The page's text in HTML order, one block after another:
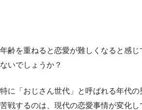
年齢を重ねると恋愛が難しくなると感
ないでしょうか？
特に「おじさん世代」と呼ばれる年代
苦戦するのは、現代の恋愛事情が変化し